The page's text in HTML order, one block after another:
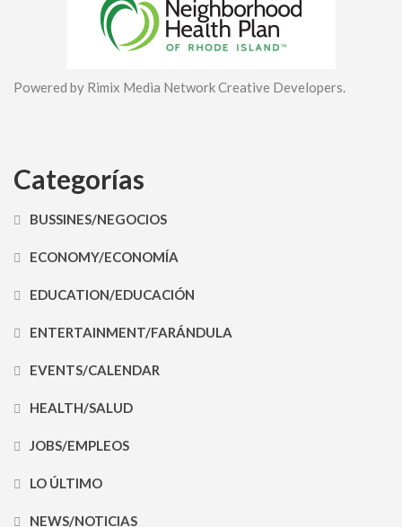
Powered by Rimix Media Network Creative Developers.
Categorías
BUSSINES/NEGOCIOS
ECONOMY/ECONOMÍA
EDUCATION/EDUCACIÓN
ENTERTAINMENT/FARÁNDULA
EVENTS/CALENDAR
HEALTH/SALUD
JOBS/EMPLEOS
LO ÚLTIMO
NEWS/NOTICIAS